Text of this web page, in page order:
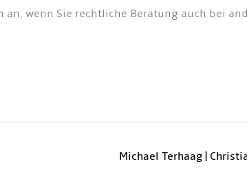
an, wenn Sie rechtliche Beratung auch bei
Michael Terhaag |